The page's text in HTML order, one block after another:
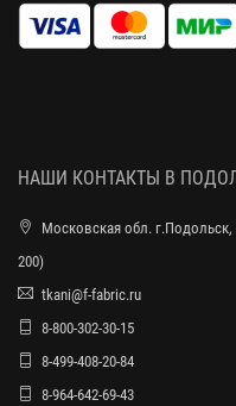
НАШИ КОНТАКТЫ В
Московская обл.
200)
tkani@f-fabric.ru
8-800-302-30-15
8-499-408-20-84
8-964-642-69-43